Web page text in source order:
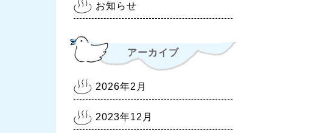
間等変更のお知らせ
熊本銭湯『大福湯』 営業の
お知らせ
熊本県に『まん延防止等重点
2021.8.5
お知らせ
アーカイブ
2026年2月
2023年12月